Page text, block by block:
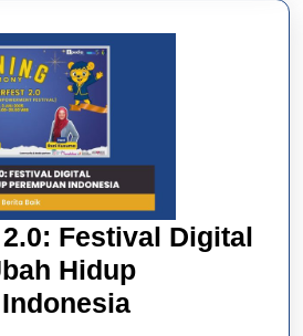
Festival Digital
Hidup
Wonderfest